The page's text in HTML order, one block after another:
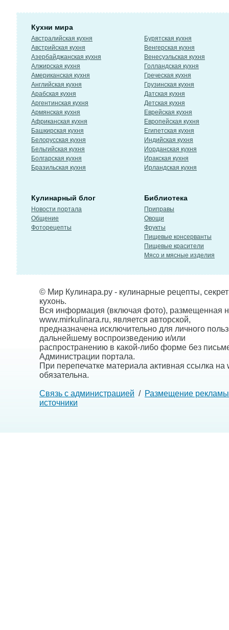
Кухни мира
Австралийская кухня
Австрийская кухня
Азербайджанская кухня
Алжирская кухня
Американская кухня
Английская кухня
Арабская кухня
Аргентинская кухня
Армянская кухня
Африканская кухня
Башкирская кухня
Белорусская кухня
Бельгийская кухня
Болгарская кухня
Бразильская кухня
Бурятская кухня
Венгерская кухня
Венесуэльская кухня
Голландская кухня
Греческая кухня
Грузинская кухня
Датская кухня
Детская кухня
Еврейская кухня
Европейская кухня
Египетская кухня
Индийская кухня
Иорданская кухня
Иракская кухня
Ирландская кухня
Кулинарный блог
Новости портала
Общение
Фоторецепты
Библиотека
Приправы
Овощи
Фрукты
Пищевые консерванты
Пищевые красители
Мясо и мясные изделия
© Мир Кулинара.ру - кулинарные рецепты,
кухонь.
Вся информация (включая фото), размещенная
www.mirkulinara.ru, является авторской,
предназначена исключительно для личного
дальнейшему воспроизведению и/или
распространению в какой-либо форме без
Администрации портала.
При перепечатке материала активная ссылка на
обязательна.
Связь с администрацией / Размещение рекламы
источники